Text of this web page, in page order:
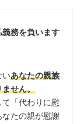
務を負います
いあなたの親族
ません。
「代わりに慰
たの親が慰謝